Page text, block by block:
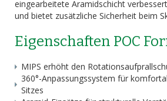
eingearbeitete Aramidschicht
und bietet zusätzliche Sicherheit beim
Eigenschaften POC
MIPS erhöht den
360°-Anpassungssystem für
Sitzes